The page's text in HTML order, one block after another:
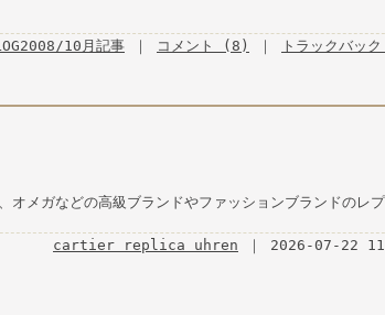
10月記事 ｜ コメント (8) ｜ トラックバッ
オメガなどの高級ブランドやファッションブランドのレ
cartier replica uhren ｜ 2026-07-22